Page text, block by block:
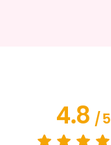
4.8/5